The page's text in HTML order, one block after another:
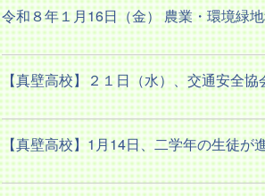
令和８年１月16日（金） 農業・環境緑
【真壁高校】２１日（水）、交通安全
【真壁高校】1月14日、二学年の生徒が